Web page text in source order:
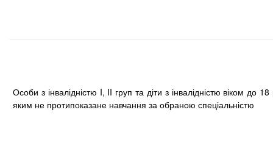
Особи з інвалідністю I, II груп та діти з інвалідністю віком до 18
яким не протипоказане навчання за обраною спеціальністю